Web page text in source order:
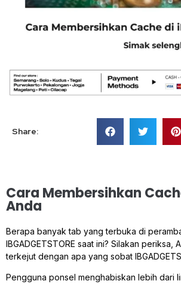
Share:
Cara Membersihkan
Anda
Berapa banyak tab yang terbuka di
IBGADGETSTORE saat ini? Silakan periksa,
terkejut dengan apa yang sobat
Pengguna ponsel menghabiskan lebih dari